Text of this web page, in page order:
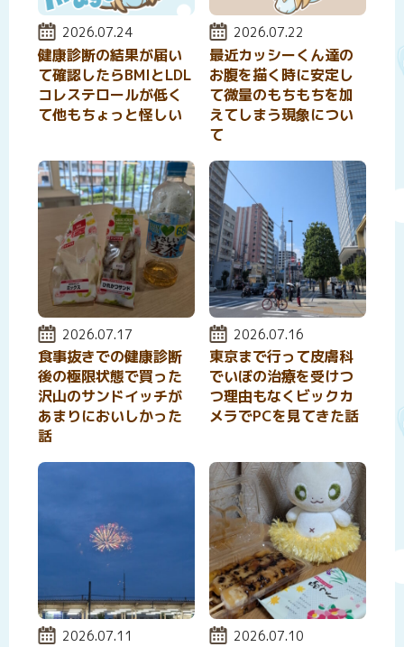
投稿日:
2026.07.24
健康診断の結果が届い
て確認したらBMIとLDL
コレステロールが低く
て他もちょっと怪しい
投稿日:
2026.07.22
最近カッシーくん達の
お腹を描く時に安定し
て微量のもちもちを加
えてしまう現象につい
て
投稿日:
2026.07.17
食事抜きでの健康診断
後の極限状態で買った
沢山のサンドイッチが
あまりにおいしかった
話
投稿日:
2026.07.16
東京まで行って皮膚科
でいぼの治療を受けつ
つ理由もなくビックカ
メラでPCを見てきた話
投稿日:
2026.07.11 投稿日:
2026.07.10